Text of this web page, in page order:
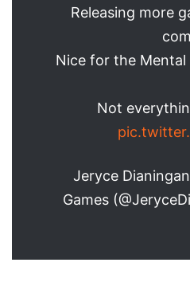
Releasing more
Nice for the
Not
— Jeryce
Games